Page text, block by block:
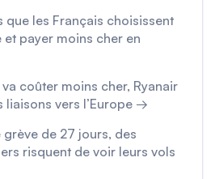
que les Français choisissent
payer moins cher en
coûter moins cher, Ryanair
liaisons vers l’Europe →
grève de 27 jours, des
risquent de voir leurs vols